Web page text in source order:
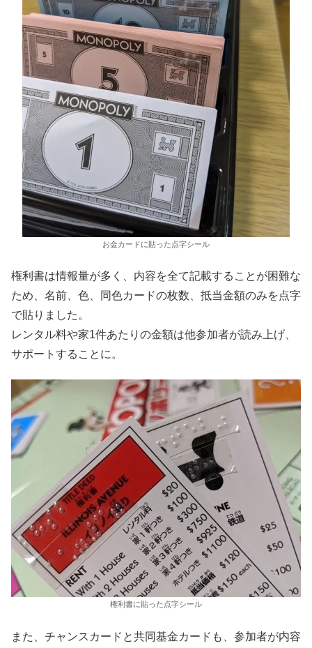
お金カードに貼った点字シール
権利書は情報量が多く、内容を全て記載することが困難な
ため、名前、色、同色カードの枚数、抵当金額のみを点字
で貼りました。
レンタル料や家1件あたりの金額は他参加者が読み上げ、
サポートすることに。
権利書に貼った点字シール
また、チャンスカードと共同基金カードも、参加者が内容